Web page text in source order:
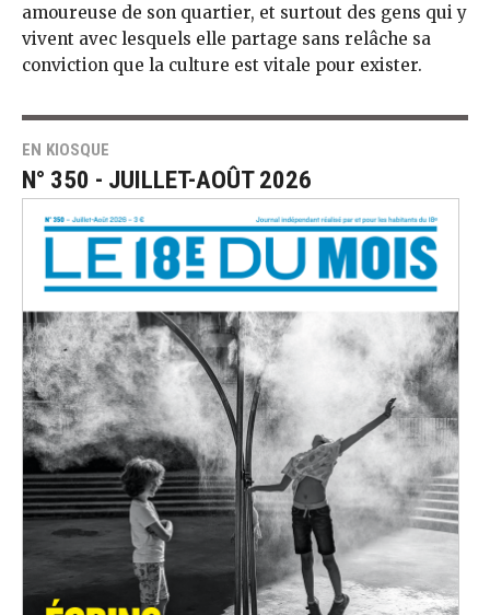
amoureuse de son quartier, et surtout des gens qui y
vivent avec lesquels elle partage sans relâche sa
conviction que la culture est vitale pour exister.
EN KIOSQUE
N° 350 - JUILLET-AOÛT 2026